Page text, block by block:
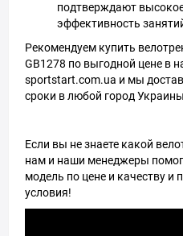
подтверждают
эффективность
Рекомендуем купить
GB1278 по выгодной цене в
sportstart.com.ua и мы
сроки в любой город
Если вы не знаете какой
нам и наши менеджеры
модель по цене и качеству
условия!